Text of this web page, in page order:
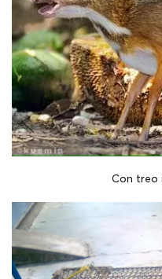
Con treo